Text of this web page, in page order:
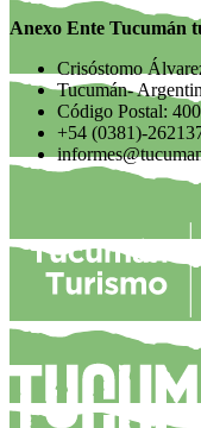
Anexo Ente Tucumán
Crisóstomo
Tucumán-
Código Postal:
+54 (0381)-